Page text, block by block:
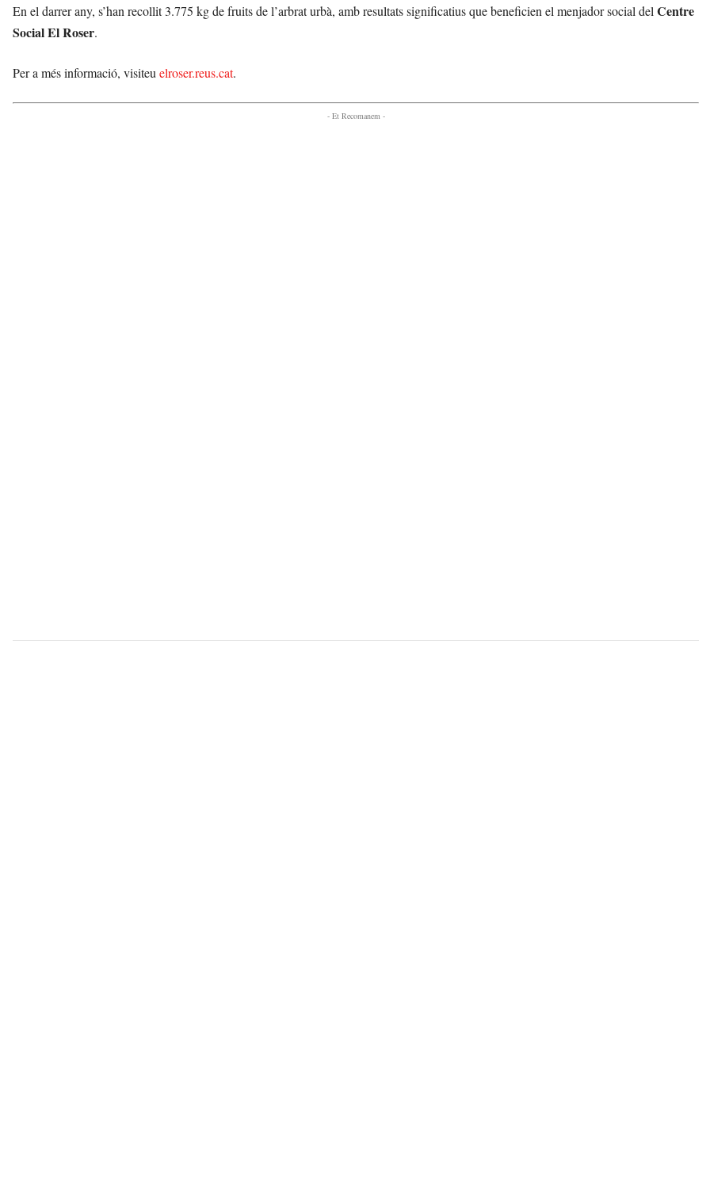
En el darrer any, s’han recollit 3.775 kg de fruits de l’arbrat urbà, amb resultats significatius que beneficien el menjador social delCentre
Social El Roser.
Per a més informació, visiteuelroser.reus.cat.
- Et Recomanem -